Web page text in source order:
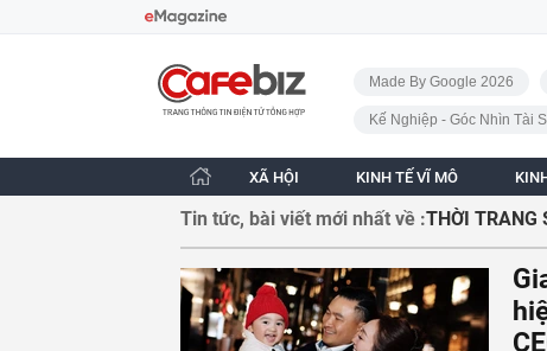
CafeBiz - Trang chủ
Made By Google 2026
Kế Nghiệp - Góc Nhìn Tài
XÃ HỘI KINH TẾ VĨ MÔ
Tin tức, bài viết mới nhất về :THỜI TRANG